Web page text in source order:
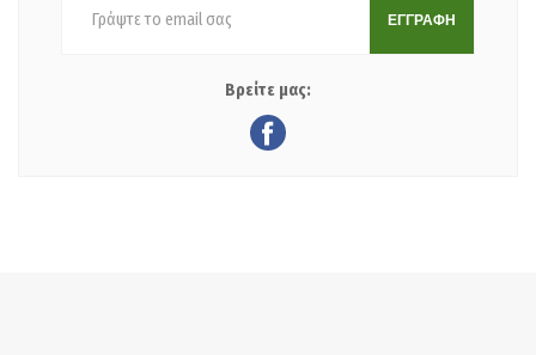
ΕΓΓΡΑΦΗ
Βρείτε μας: